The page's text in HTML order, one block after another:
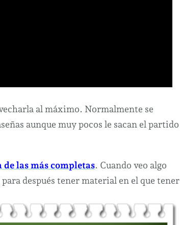
al máximo. Normalmente se
aunque muy pocos le sacan el partido
las más completas. Cuando veo algo
después tener material en el que tener